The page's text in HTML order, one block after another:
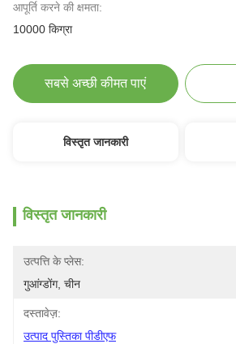
आपूर्ति करने की क्षमता:
10000 किग्रा
सबसे अच्छी कीमत पाएं
विस्तृत जानकारी
विस्तृत जानकारी
उत्पत्ति के प्लेस:
गुआंग्डोंग, चीन
दस्तावेज़:
उत्पाद पुस्तिका पीडीएफ